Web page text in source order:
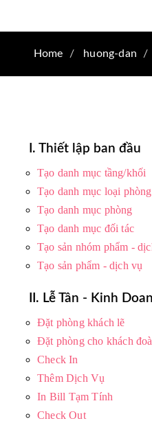
Home huong-dan
I. Thiết lập ban đầu
Tạo danh mục tầng/khối
Tạo danh mục loại phòng
Tạo danh mục phòng
Tạo danh mục đối tác
Tạo sản nhóm phẩm -
Tạo sản phẩm - dịch vụ
II. Lễ Tân - Kinh
Đặt phòng khách lẽ
Đặt phòng cho khách
Check In
Thêm Dịch Vụ
In Bill Tạm Tính
Check Out